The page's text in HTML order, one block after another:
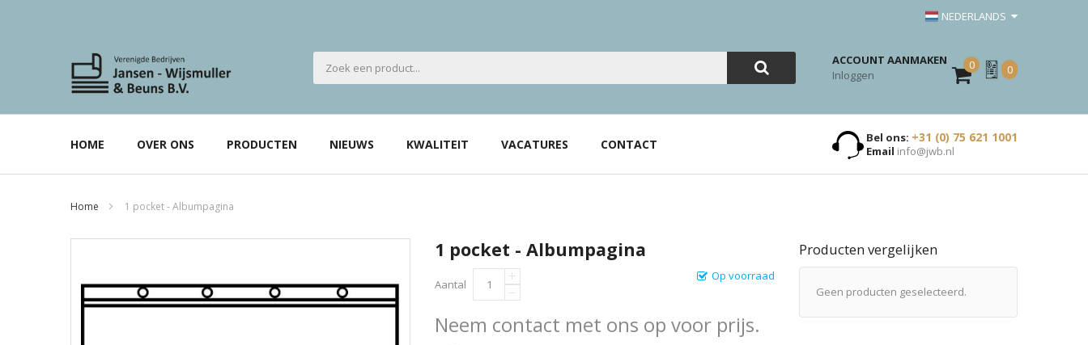
NEDERLANDS
ACCOUNT AANMAKEN
Inloggen
0
Mijn
Offerte
0
HOME OVER ONS PRODUCTEN NIEUWS KWALITEIT VACATURES CONTACT Bel ons: +31 (0) 75 621 1001
Email info@jwb.nl
Home 1 pocket - Albumpagina
1 pocket - Albumpagina
Op voorraad
Aantal
Neem contact met ons op voor prijs.
Producten vergelijken
Geen producten geselecteerd.